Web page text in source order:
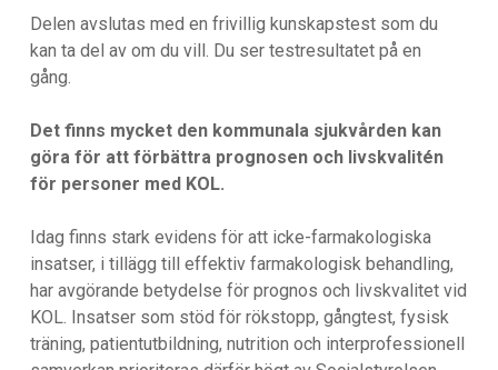
Delen avslutas med en frivillig kunskapstest som du
kan ta del av om du vill. Du ser testresultatet på en
gång.
Det finns mycket den kommunala sjukvården kan
göra för att förbättra prognosen och livskvalitén
för personer med KOL.
Idag finns stark evidens för att icke-farmakologiska
insatser, i tillägg till effektiv farmakologisk behandling,
har avgörande betydelse för prognos och livskvalitet vid
KOL. Insatser som stöd för rökstopp, gångtest, fysisk
träning, patientutbildning, nutrition och interprofessionell